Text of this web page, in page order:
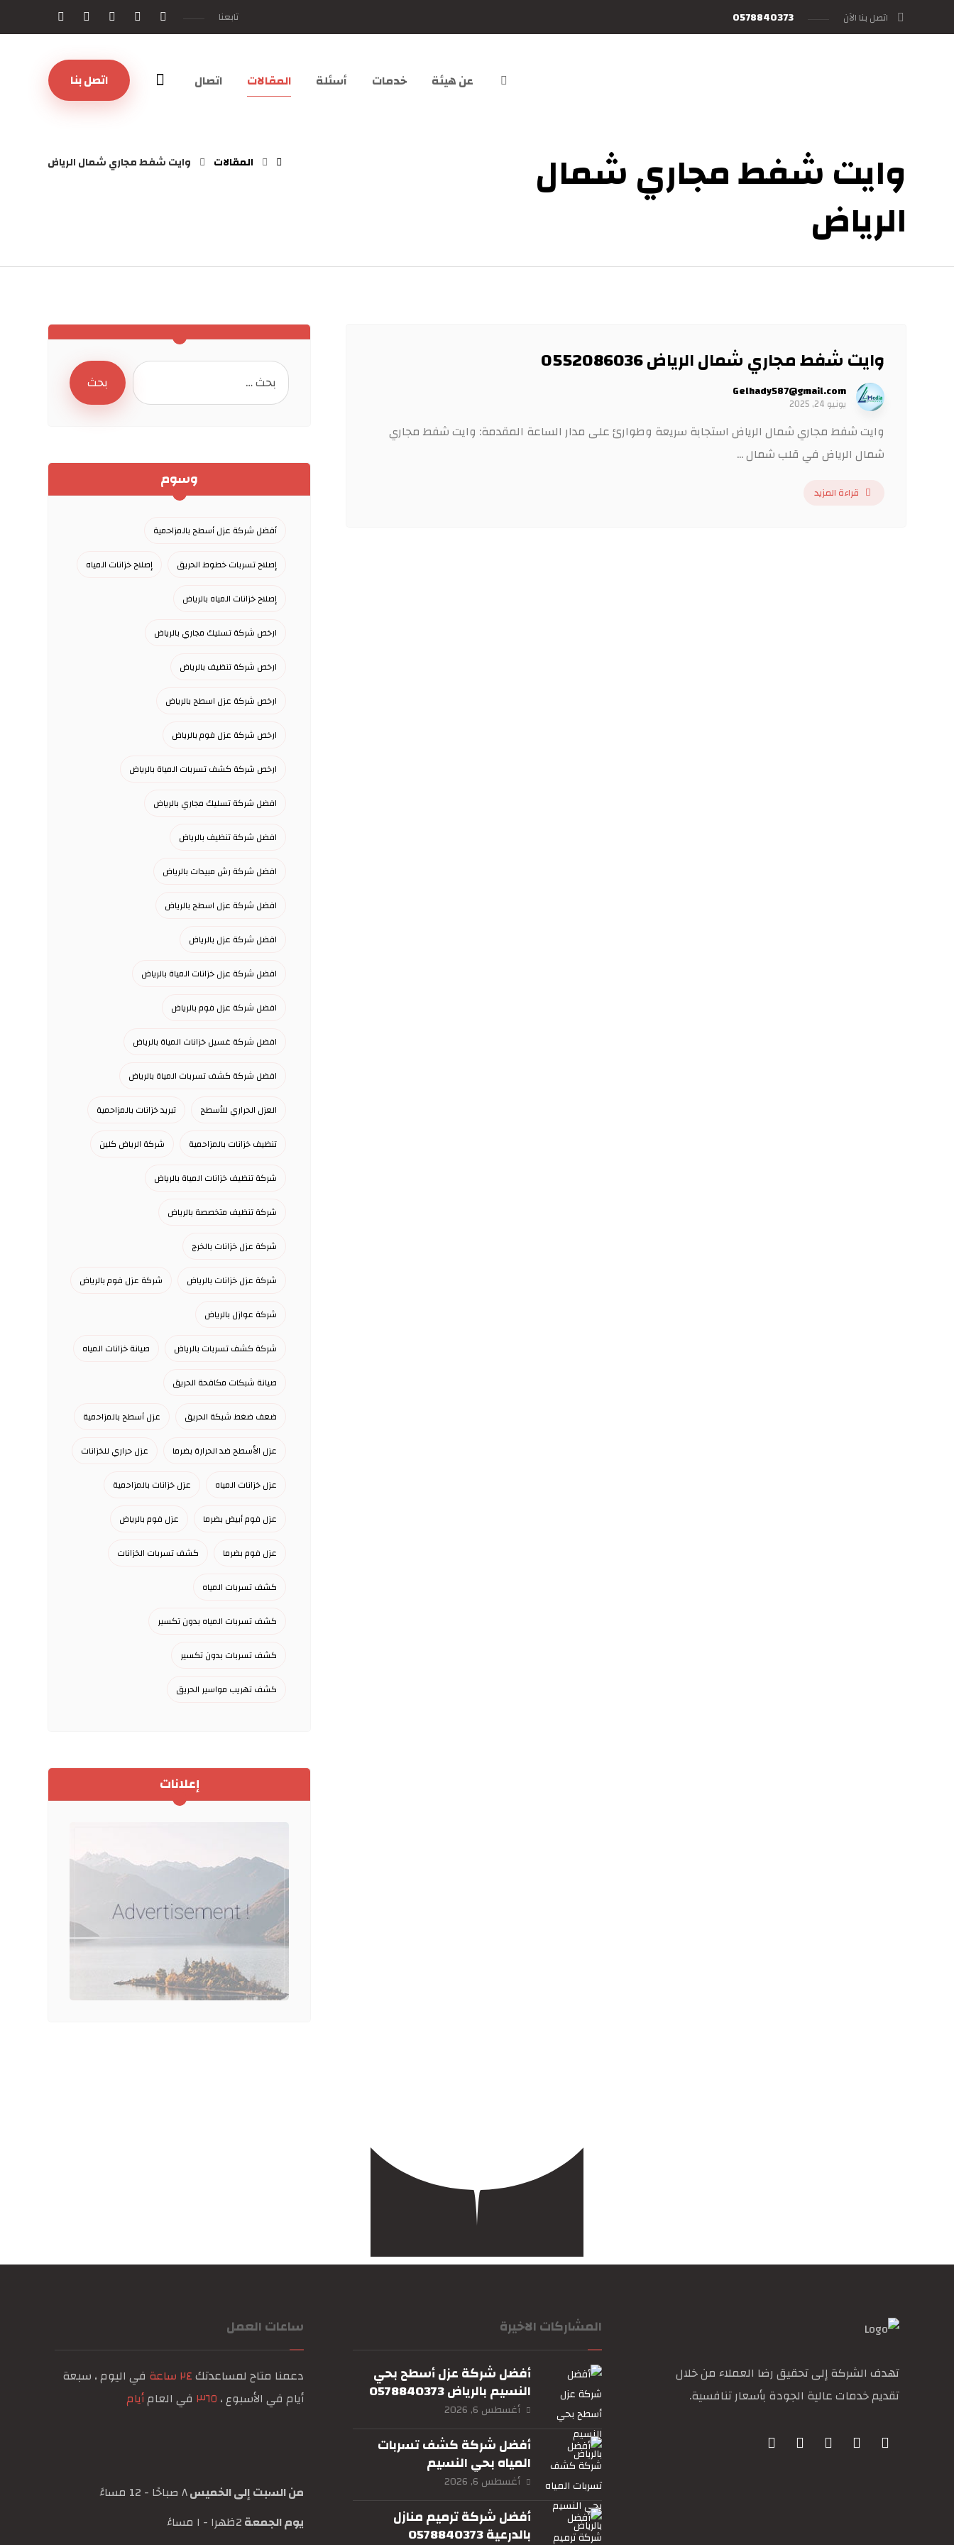
اتصل بنا الآن 0578840373 تابعنا
اتصل بنا عن هيئة خدمات أسئلة المقالات اتصال
وايت شفط مجاري شمال
الرياض
المقالات وايت شفط مجاري شمال الرياض
وايت شفط مجاري شمال الرياض 0552086036
Gelhady587@gmail.com
يونيو 24, 2025
وايت شفط مجاري شمال الرياض استجابة سريعة وطوارئ على مدار الساعة المقدمة: وايت شفط مجاري
شمال الرياض في قلب شمال ...
قراءة المزيد
وسوم
أفضل شركة عزل أسطح بالمزاحمية
إصلاح تسربات خطوط الحريق إصلاح خزانات المياه
إصلاح خزانات المياه بالرياض
ارخص شركة تسليك مجاري بالرياض
ارخص شركة تنظيف بالرياض
ارخص شركة عزل اسطح بالرياض
ارخص شركة عزل فوم بالرياض
ارخص شركة كشف تسربات المياة بالرياض
افضل شركة تسليك مجاري بالرياض
افضل شركة تنظيف بالرياض
افضل شركة رش مبيدات بالرياض
افضل شركة عزل اسطح بالرياض
افضل شركة عزل بالرياض
افضل شركة عزل خزانات المياة بالرياض
افضل شركة عزل فوم بالرياض
افضل شركة غسيل خزانات المياة بالرياض
افضل شركة كشف تسربات المياة بالرياض
العزل الحراري للأسطح تبريد خزانات بالمزاحمية
تنظيف خزانات بالمزاحمية شركة الرياض كلين
شركة تنظيف خزانات المياة بالرياض
شركة تنظيف متخصصة بالرياض
شركة عزل خزانات بالخرج
شركة عزل خزانات بالرياض شركة عزل فوم بالرياض
شركة عوازل بالرياض
شركة كشف تسربات بالرياض صيانة خزانات المياه
صيانة شبكات مكافحة الحريق
ضعف ضغط شبكة الحريق عزل أسطح بالمزاحمية
عزل الأسطح ضد الحرارة بضرما عزل حراري للخزانات
عزل خزانات المياه عزل خزانات بالمزاحمية
عزل فوم أبيض بضرما عزل فوم بالرياض
عزل فوم بضرما كشف تسربات الخزانات
كشف تسربات المياه
كشف تسربات المياه بدون تكسير
كشف تسربات بدون تكسير
كشف تهريب مواسير الحريق
إعلانات
تهدف الشركة إلى تحقيق رضا العملاء من خلال
تقديم خدمات عالية الجودة بأسعار تنافسية.
المشاركات الاخيرة
أفضل شركة عزل أسطح بحي
النسيم بالرياض 0578840373
أغسطس 6, 2026
أفضل شركة كشف تسربات
المياه بحي النسيم
بالرياض0578840373
أغسطس 6, 2026
أفضل شركة ترميم منازل
بالدرعية 0578840373
ساعات العمل
دعمنا متاح لمساعدتك٢٤ ساعة
في اليوم ، سبعة
أيام في الأسبوع ، ٣٦٥ في العامأيام
من السبت إلى الخميس٨ صباحًا - 12 مساءً
يوم الجمعة2ظهرا - ١ مساءً